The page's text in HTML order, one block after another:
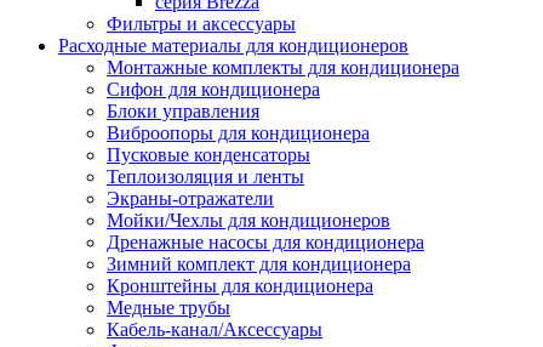
Фильтры и аксессуары
Расходные материалы для кондиционеров
Монтажные комплекты для кондиционера
Сифон для кондиционера
Блоки управления
Виброопоры для кондиционера
Пусковые конденсаторы
Теплоизоляция и ленты
Экраны-отражатели
Мойки/Чехлы для кондиционеров
Дренажные насосы для кондиционера
Зимний комплект для кондиционера
Кронштейны для кондиционера
Медные трубы
Кабель-канал/Аксессуары